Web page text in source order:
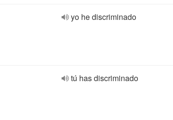
yo he discriminado
tú has discriminado